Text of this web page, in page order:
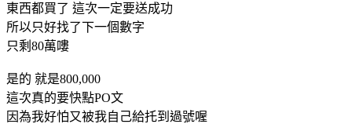
東西都買了 這次一定要送成功
所以只好找了下一個數字
只剩80萬嘍
是的 就是800,000
這次真的要快點PO文
因為我好怕又被我自己給托到過號喔